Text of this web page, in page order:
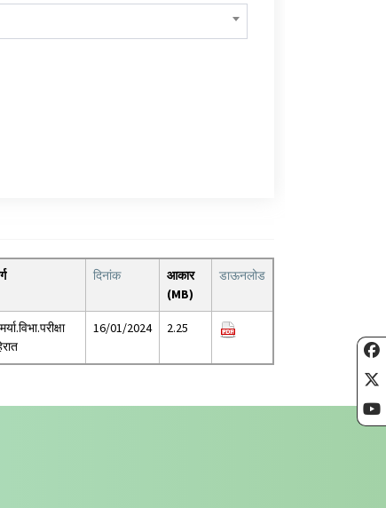
दिनांक
आकार
(MB)
डाऊनलोड
16/01/2024 2.25